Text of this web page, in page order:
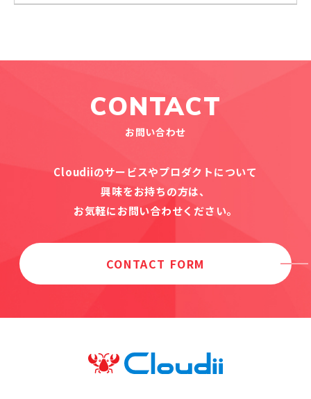
CONTACT
お問い合わせ
Cloudiiのサービスやプロダクトについて
興味をお持ちの方は、
お気軽にお問い合わせください。
CONTACT FORM